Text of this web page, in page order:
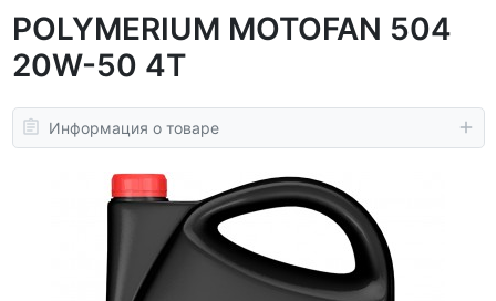
POLYMERIUM MOTOFAN 504
20W-50 4T
Информация о товаре